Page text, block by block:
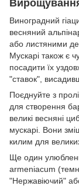
Виноградний
весняний
або листяними
Мускарі також є
посадити їх
"ставок",
Поєднуйте з
для створення
великі весняні
мускарі. Вони
килим для великих
Ще один
armeniacum
"Нержавіючий"